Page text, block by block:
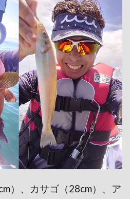
）、カサゴ（28cm）、ア